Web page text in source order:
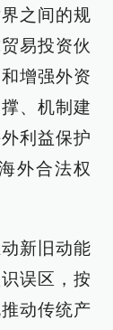
之间的规
易投资伙
增强外资
、机制建
利益保护
外合法权
新旧动能
误区，按
动传统产